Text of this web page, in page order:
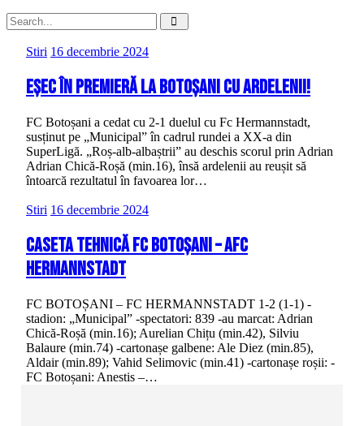
Stiri 16 decembrie 2024
Eșec în premieră la Botoșani cu ardelenii!
FC Botoșani a cedat cu 2-1 duelul cu Fc Hermannstadt,
susținut pe „Municipal” în cadrul rundei a XX-a din
SuperLigă. „Roș-alb-albaștrii” au deschis scorul prin Adrian
Adrian Chică-Roșă (min.16), însă ardelenii au reușit să
întoarcă rezultatul în favoarea lor…
Stiri 16 decembrie 2024
Caseta tehnică FC Botoșani – AFC
Hermannstadt
FC BOTOȘANI – FC HERMANNSTADT 1-2 (1-1) -
stadion: „Municipal” -spectatori: 839 -au marcat: Adrian
Chică-Roșă (min.16); Aurelian Chițu (min.42), Silviu
Balaure (min.74) -cartonașe galbene: Ale Diez (min.85),
Aldair (min.89); Vahid Selimovic (min.41) -cartonașe roșii: -
FC Botoșani: Anestis –…